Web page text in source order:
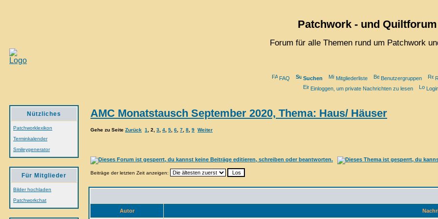
Patchwork - und Quiltforum
Forum für alle Themen rund um Patchwork
FAQ Suchen Mitgliederliste Benutzergruppen
Einloggen, um private Nachrichten zu lesen
Nützliches
Patchworklexikon
Terminkalender
Smileygenerator
Für Mitglieder
Bilder hochladen
Patchworkchat
AMC Monatstausch September 2020, Thema: Haus/ Häuser
Gehe zu Seite Zurück 1 2 3 4 5 6 7 8 9 Weiter
Beiträge der letzten Zeit anzeigen:
Autor